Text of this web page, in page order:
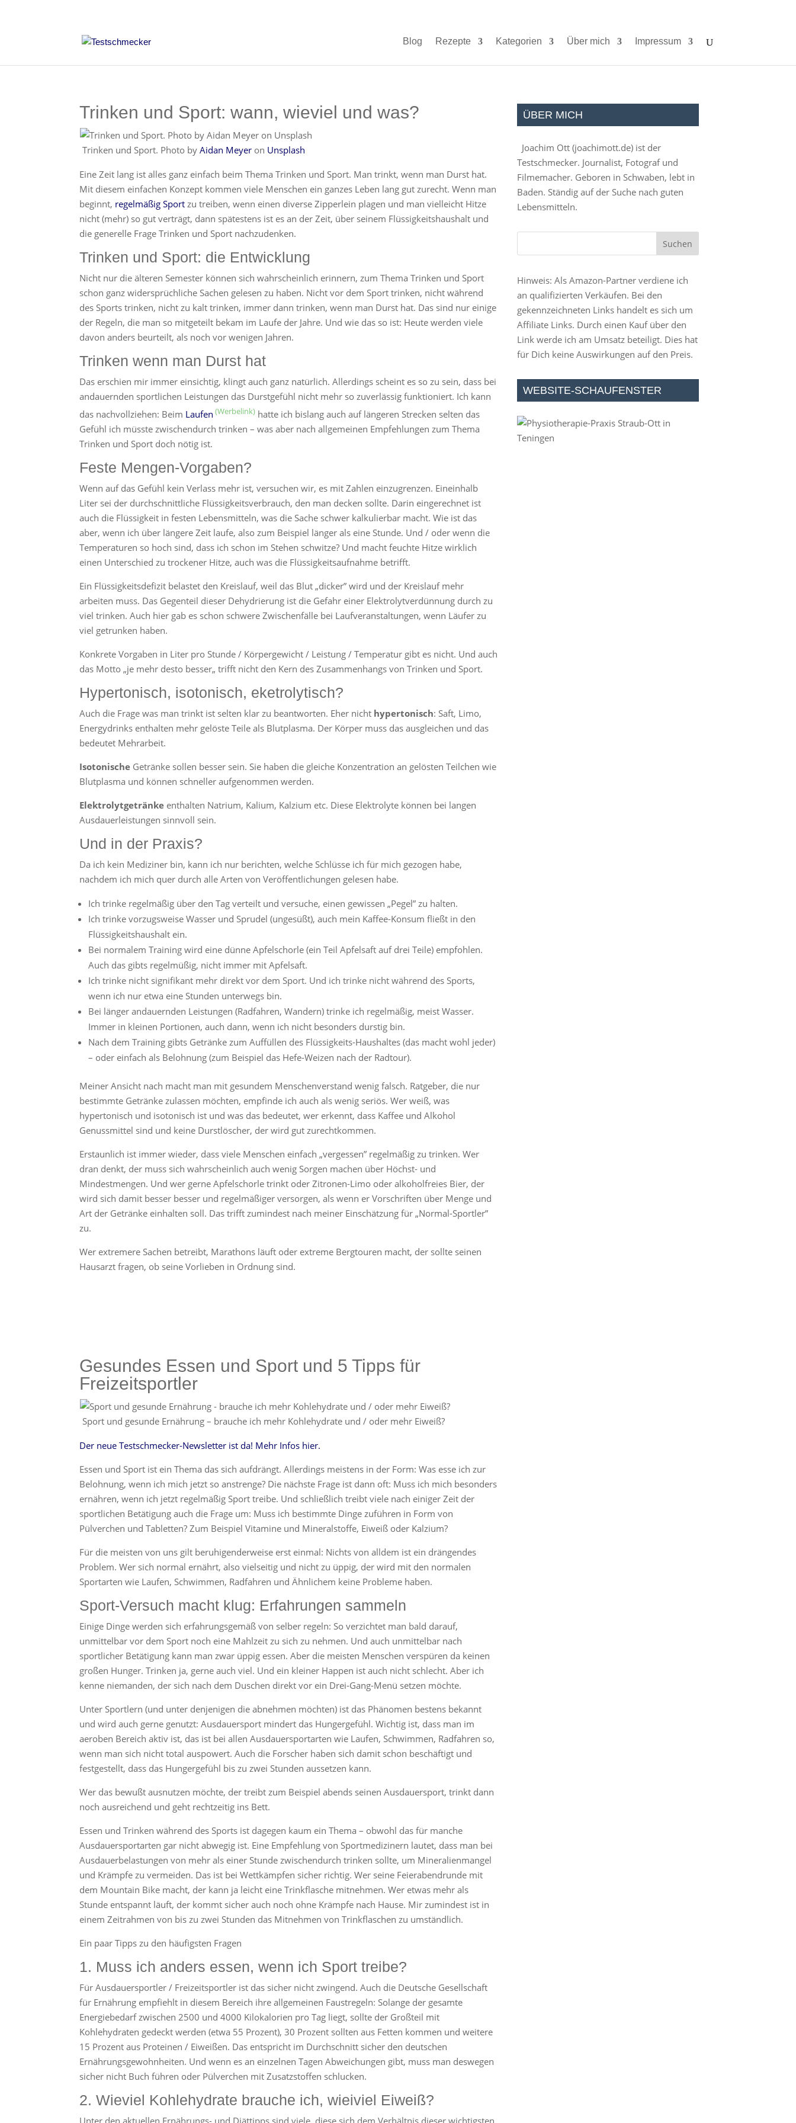
Blog Rezepte Kategorien Über mich Impressum
Trinken und Sport: wann, wieviel und was?
Trinken und Sport. Photo byAidan Meyer on Unsplash
Eine Zeit lang ist alles ganz einfach beim Thema Trinken und Sport. Man trinkt, wenn man Durst hat.
Mit diesem einfachen Konzept kommen viele Menschen ein ganzes Leben lang gut zurecht. Wenn man
beginnt, regelmäßig Sport zu treiben, wenn einen diverse Zipperlein plagen und man vielleicht Hitze
nicht (mehr) so gut verträgt, dann spätestens ist es an der Zeit, über seinem Flüssigkeitshaushalt und
die generelle Frage Trinken und Sport nachzudenken.
Trinken und Sport: die Entwicklung
Nicht nur die älteren Semester können sich wahrscheinlich erinnern, zum Thema Trinken und Sport
schon ganz widersprüchliche Sachen gelesen zu haben. Nicht vor dem Sport trinken, nicht während
des Sports trinken, nicht zu kalt trinken, immer dann trinken, wenn man Durst hat. Das sind nur einige
der Regeln, die man so mitgeteilt bekam im Laufe der Jahre. Und wie das so ist: Heute werden viele
davon anders beurteilt, als noch vor wenigen Jahren.
Trinken wenn man Durst hat
Das erschien mir immer einsichtig, klingt auch ganz natürlich. Allerdings scheint es so zu sein, dass bei
andauernden sportlichen Leistungen das Durstgefühl nicht mehr so zuverlässig funktioniert. Ich kann
das nachvollziehen: Beim Laufen
hatte ich bislang auch auf längeren Strecken selten das
Gefühl ich müsste zwischendurch trinken – was aber nach allgemeinen Empfehlungen zum Thema
Trinken und Sport doch nötig ist.
Feste Mengen-Vorgaben?
Wenn auf das Gefühl kein Verlass mehr ist, versuchen wir, es mit Zahlen einzugrenzen. Eineinhalb
Liter sei der durchschnittliche Flüssigkeitsverbrauch, den man decken sollte. Darin eingerechnet ist
auch die Flüssigkeit in festen Lebensmitteln, was die Sache schwer kalkulierbar macht. Wie ist das
aber, wenn ich über längere Zeit laufe, also zum Beispiel länger als eine Stunde. Und / oder wenn die
Temperaturen so hoch sind, dass ich schon im Stehen schwitze? Und macht feuchte Hitze wirklich
einen Unterschied zu trockener Hitze, auch was die Flüssigkeitsaufnahme betrifft.
Ein Flüssigkeitsdefizit belastet den Kreislauf, weil das Blut „dicker” wird und der Kreislauf mehr
arbeiten muss. Das Gegenteil dieser Dehydrierung ist die Gefahr einer Elektrolytverdünnung durch zu
viel trinken. Auch hier gab es schon schwere Zwischenfälle bei Laufveranstaltungen, wenn Läufer zu
viel getrunken haben.
Konkrete Vorgaben in Liter pro Stunde / Körpergewicht / Leistung / Temperatur gibt es nicht. Und auch
das Motto „je mehr desto besser„ trifft nicht den Kern des Zusammenhangs von Trinken und Sport.
Hypertonisch, isotonisch, eketrolytisch?
Auch die Frage was man trinkt ist selten klar zu beantworten. Eher nicht hypertonisch: Saft, Limo,
Energydrinks enthalten mehr gelöste Teile als Blutplasma. Der Körper muss das ausgleichen und das
bedeutet Mehrarbeit.
Isotonische Getränke sollen besser sein. Sie haben die gleiche Konzentration an gelösten Teilchen wie
Blutplasma und können schneller aufgenommen werden.
Elektrolytgetränke enthalten Natrium, Kalium, Kalzium etc. Diese Elektrolyte können bei langen
Ausdauerleistungen sinnvoll sein.
Und in der Praxis?
Da ich kein Mediziner bin, kann ich nur berichten, welche Schlüsse ich für mich gezogen habe,
nachdem ich mich quer durch alle Arten von Veröffentlichungen gelesen habe.
Ich trinke regelmäßig über den Tag verteilt und versuche, einen gewissen „Pegel” zu halten.
Ich trinke vorzugsweise Wasser und Sprudel (ungesüßt), auch mein Kaffee-Konsum fließt in den
Flüssigkeitshaushalt ein.
Bei normalem Training wird eine dünne Apfelschorle (ein Teil Apfelsaft auf drei Teile) empfohlen.
Auch das gibts regelmüßig, nicht immer mit Apfelsaft.
Ich trinke nicht signifikant mehr direkt vor dem Sport. Und ich trinke nicht während des Sports,
wenn ich nur etwa eine Stunden unterwegs bin.
Bei länger andauernden Leistungen (Radfahren, Wandern) trinke ich regelmäßig, meist Wasser.
Immer in kleinen Portionen, auch dann, wenn ich nicht besonders durstig bin.
Nach dem Training gibts Getränke zum Auffüllen des Flüssigkeits-Haushaltes (das macht wohl jeder)
– oder einfach als Belohnung (zum Beispiel das Hefe-Weizen nach der Radtour).
Meiner Ansicht nach macht man mit gesundem Menschenverstand wenig falsch. Ratgeber, die nur
bestimmte Getränke zulassen möchten, empfinde ich auch als wenig seriös. Wer weiß, was
hypertonisch und isotonisch ist und was das bedeutet, wer erkennt, dass Kaffee und Alkohol
Genussmittel sind und keine Durstlöscher, der wird gut zurechtkommen.
Erstaunlich ist immer wieder, dass viele Menschen einfach „vergessen” regelmäßig zu trinken. Wer
dran denkt, der muss sich wahrscheinlich auch wenig Sorgen machen über Höchst- und
Mindestmengen. Und wer gerne Apfelschorle trinkt oder Zitronen-Limo oder alkoholfreies Bier, der
wird sich damit besser besser und regelmäßiger versorgen, als wenn er Vorschriften über Menge und
Art der Getränke einhalten soll. Das trifft zumindest nach meiner Einschätzung für „Normal-Sportler”
zu.
Wer extremere Sachen betreibt, Marathons läuft oder extreme Bergtouren macht, der sollte seinen
Hausarzt fragen, ob seine Vorlieben in Ordnung sind.
Gesundes Essen und Sport und 5 Tipps für
Freizeitsportler
Sport und gesunde Ernährung – brauche ich mehr Kohlehydrate und / oder mehr Eiweiß?
Der neue Testschmecker-Newsletter ist da! Mehr Infos hier.
Essen und Sport ist ein Thema das sich aufdrängt. Allerdings meistens in der Form: Was esse ich zur
Belohnung, wenn ich mich jetzt so anstrenge? Die nächste Frage ist dann oft: Muss ich mich besonders
ernähren, wenn ich jetzt regelmäßig Sport treibe. Und schließlich treibt viele nach einiger Zeit der
sportlichen Betätigung auch die Frage um: Muss ich bestimmte Dinge zuführen in Form von
Pülverchen und Tabletten? Zum Beispiel Vitamine und Mineralstoffe, Eiweiß oder Kalzium?
Für die meisten von uns gilt beruhigenderweise erst einmal: Nichts von alldem ist ein drängendes
Problem. Wer sich normal ernährt, also vielseitig und nicht zu üppig, der wird mit den normalen
Sportarten wie Laufen, Schwimmen, Radfahren und Ähnlichem keine Probleme haben.
Sport-Versuch macht klug: Erfahrungen sammeln
Einige Dinge werden sich erfahrungsgemäß von selber regeln: So verzichtet man bald darauf,
unmittelbar vor dem Sport noch eine Mahlzeit zu sich zu nehmen. Und auch unmittelbar nach
sportlicher Betätigung kann man zwar üppig essen. Aber die meisten Menschen verspüren da keinen
großen Hunger. Trinken ja, gerne auch viel. Und ein kleiner Happen ist auch nicht schlecht. Aber ich
kenne niemanden, der sich nach dem Duschen direkt vor ein Drei-Gang-Menü setzen möchte.
Unter Sportlern (und unter denjenigen die abnehmen möchten) ist das Phänomen bestens bekannt
und wird auch gerne genutzt: Ausdauersport mindert das Hungergefühl. Wichtig ist, dass man im
aeroben Bereich aktiv ist, das ist bei allen Ausdauersportarten wie Laufen, Schwimmen, Radfahren so,
wenn man sich nicht total auspowert. Auch die Forscher haben sich damit schon beschäftigt und
festgestellt, dass das Hungergefühl bis zu zwei Stunden aussetzen kann.
Wer das bewußt ausnutzen möchte, der treibt zum Beispiel abends seinen Ausdauersport, trinkt dann
noch ausreichend und geht rechtzeitig ins Bett.
Essen und Trinken während des Sports ist dagegen kaum ein Thema – obwohl das für manche
Ausdauersportarten gar nicht abwegig ist. Eine Empfehlung von Sportmedizinern lautet, dass man bei
Ausdauerbelastungen von mehr als einer Stunde zwischendurch trinken sollte, um Mineralienmangel
und Krämpfe zu vermeiden. Das ist bei Wettkämpfen sicher richtig. Wer seine Feierabendrunde mit
dem Mountain Bike macht, der kann ja leicht eine Trinkflasche mitnehmen. Wer etwas mehr als
Stunde entspannt läuft, der kommt sicher auch noch ohne Krämpfe nach Hause. Mir zumindest ist in
einem Zeitrahmen von bis zu zwei Stunden das Mitnehmen von Trinkflaschen zu umständlich.
Ein paar Tipps zu den häufigsten Fragen
1. Muss ich anders essen, wenn ich Sport treibe?
Für Ausdauersportler / Freizeitsportler ist das sicher nicht zwingend. Auch die Deutsche Gesellschaft
für Ernährung empfiehlt in diesem Bereich ihre allgemeinen Faustregeln: Solange der gesamte
Energiebedarf zwischen 2500 und 4000 Kilokalorien pro Tag liegt, sollte der Großteil mit
Kohlehydraten gedeckt werden (etwa 55 Prozent), 30 Prozent sollten aus Fetten kommen und weitere
15 Prozent aus Proteinen / Eiweißen. Das entspricht im Durchschnitt sicher den deutschen
Ernährungsgewohnheiten. Und wenn es an einzelnen Tagen Abweichungen gibt, muss man deswegen
sicher nicht Buch führen oder Pülverchen mit Zusatzstoffen schlucken.
2. Wieviel Kohlehydrate brauche ich, wieiviel Eiweiß?
Unter den aktuellen Ernährungs- und Diättipps sind viele, diese sich dem Verhältnis dieser wichtigsten
ÜBER MICH
Joachim Ott (joachimott.de) ist der
Testschmecker. Journalist, Fotograf und
Filmemacher. Geboren in Schwaben, lebt in
Baden. Ständig auf der Suche nach guten
Lebensmitteln.
Hinweis: Als Amazon-Partner verdiene ich
an qualifizierten Verkäufen. Bei den
gekennzeichneten Links handelt es sich um
Affiliate Links. Durch einen Kauf über den
Link werde ich am Umsatz beteiligt. Dies hat
für Dich keine Auswirkungen auf den Preis.
WEBSITE-SCHAUFENSTER